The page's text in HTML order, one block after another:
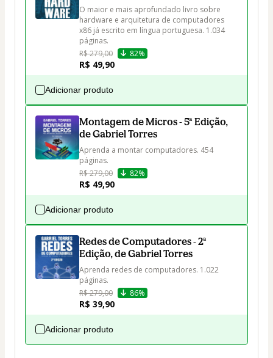
O maior e mais aprofundado livro sobre
hardware e arquitetura de computadores
x86 já escrito em língua portuguesa. 1.034
páginas.
R$ 279,00
82%
R$ 49,90
Adicionar produto
Montagem de Micros - 5ª Edição,
de Gabriel Torres
Aprenda a montar computadores. 454
páginas.
R$ 279,00
82%
R$ 49,90
Adicionar produto
Redes de Computadores - 2ª
Edição, de Gabriel Torres
Aprenda redes de computadores. 1.022
páginas.
R$ 279,00
86%
R$ 39,90
Adicionar produto